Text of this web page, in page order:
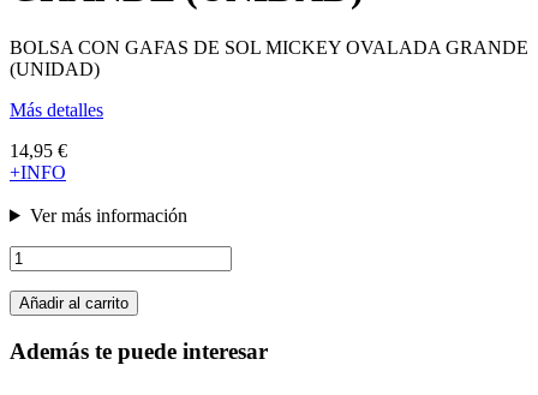
BOLSA CON GAFAS DE SOL MICKEY OVALADA GRANDE
(UNIDAD)
Más detalles
14,95 €
+INFO
Ver más información
Añadir al carrito
Además te puede interesar